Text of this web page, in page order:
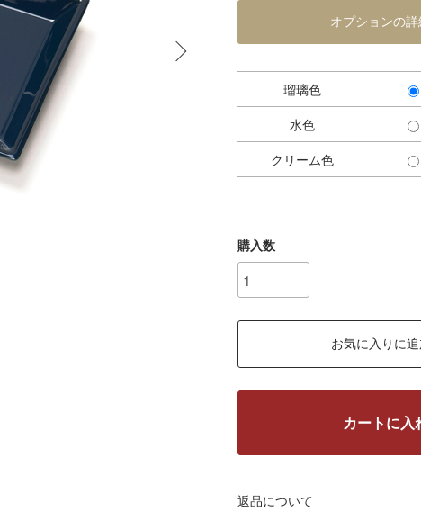
オプションの詳
瑠璃色
水色
クリーム色
購入数
お気に入りに追
カートに入
返品について